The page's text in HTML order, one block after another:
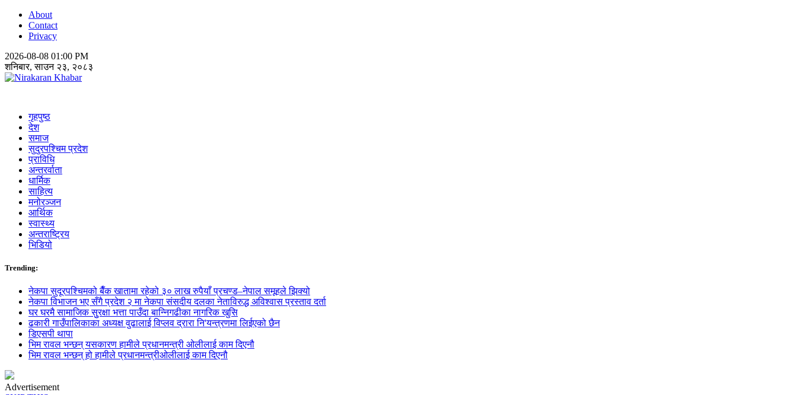
About
Contact
Privacy
2026-08-08 01:00 PM
शनिबार, साउन २३, २०८३
गृहपुष्ठ
देश
समाज
सुदुरपश्चिम प्रदेश
प्राविधि
अन्तरर्वाता
धार्मिक
साहित्य
मनोरञ्जन
आर्थिक
स्वास्थ्य
अन्तराष्ट्रिय
भिडियो
Trending:
नेकपा सुदूरपश्चिमको बैँक खातामा रहेको ३० लाख रुपैयाँ प्रचण्ड–नेपाल समूहले झिक्य‍ो
नेकपा विभाजन भए सँगै प्रदेश २ मा नेकपा संसदीय दलका नेताविरुद्ध अविश्वास प्रस्ताव दर्ता
घर घरमै सामाजिक सुुरक्षा भत्ता पाउँदा बान्निगढीका नागरिक खुसि
ढकारी गाउँपालिकाका अध्यक्ष वुढालाई विप्लव द्रारा नि'यन्त्रणमा लिईएको छैन
डिएसपी थापा
भिम रावल भन्छन् यसकारण हामीले प्रधानमन्त्री ओलीलाई काम दिएनौ
भिम रावल भन्छन् हो हामीले प्रधानमन्त्रीओलीलाई काम दिएनौ
Advertisement